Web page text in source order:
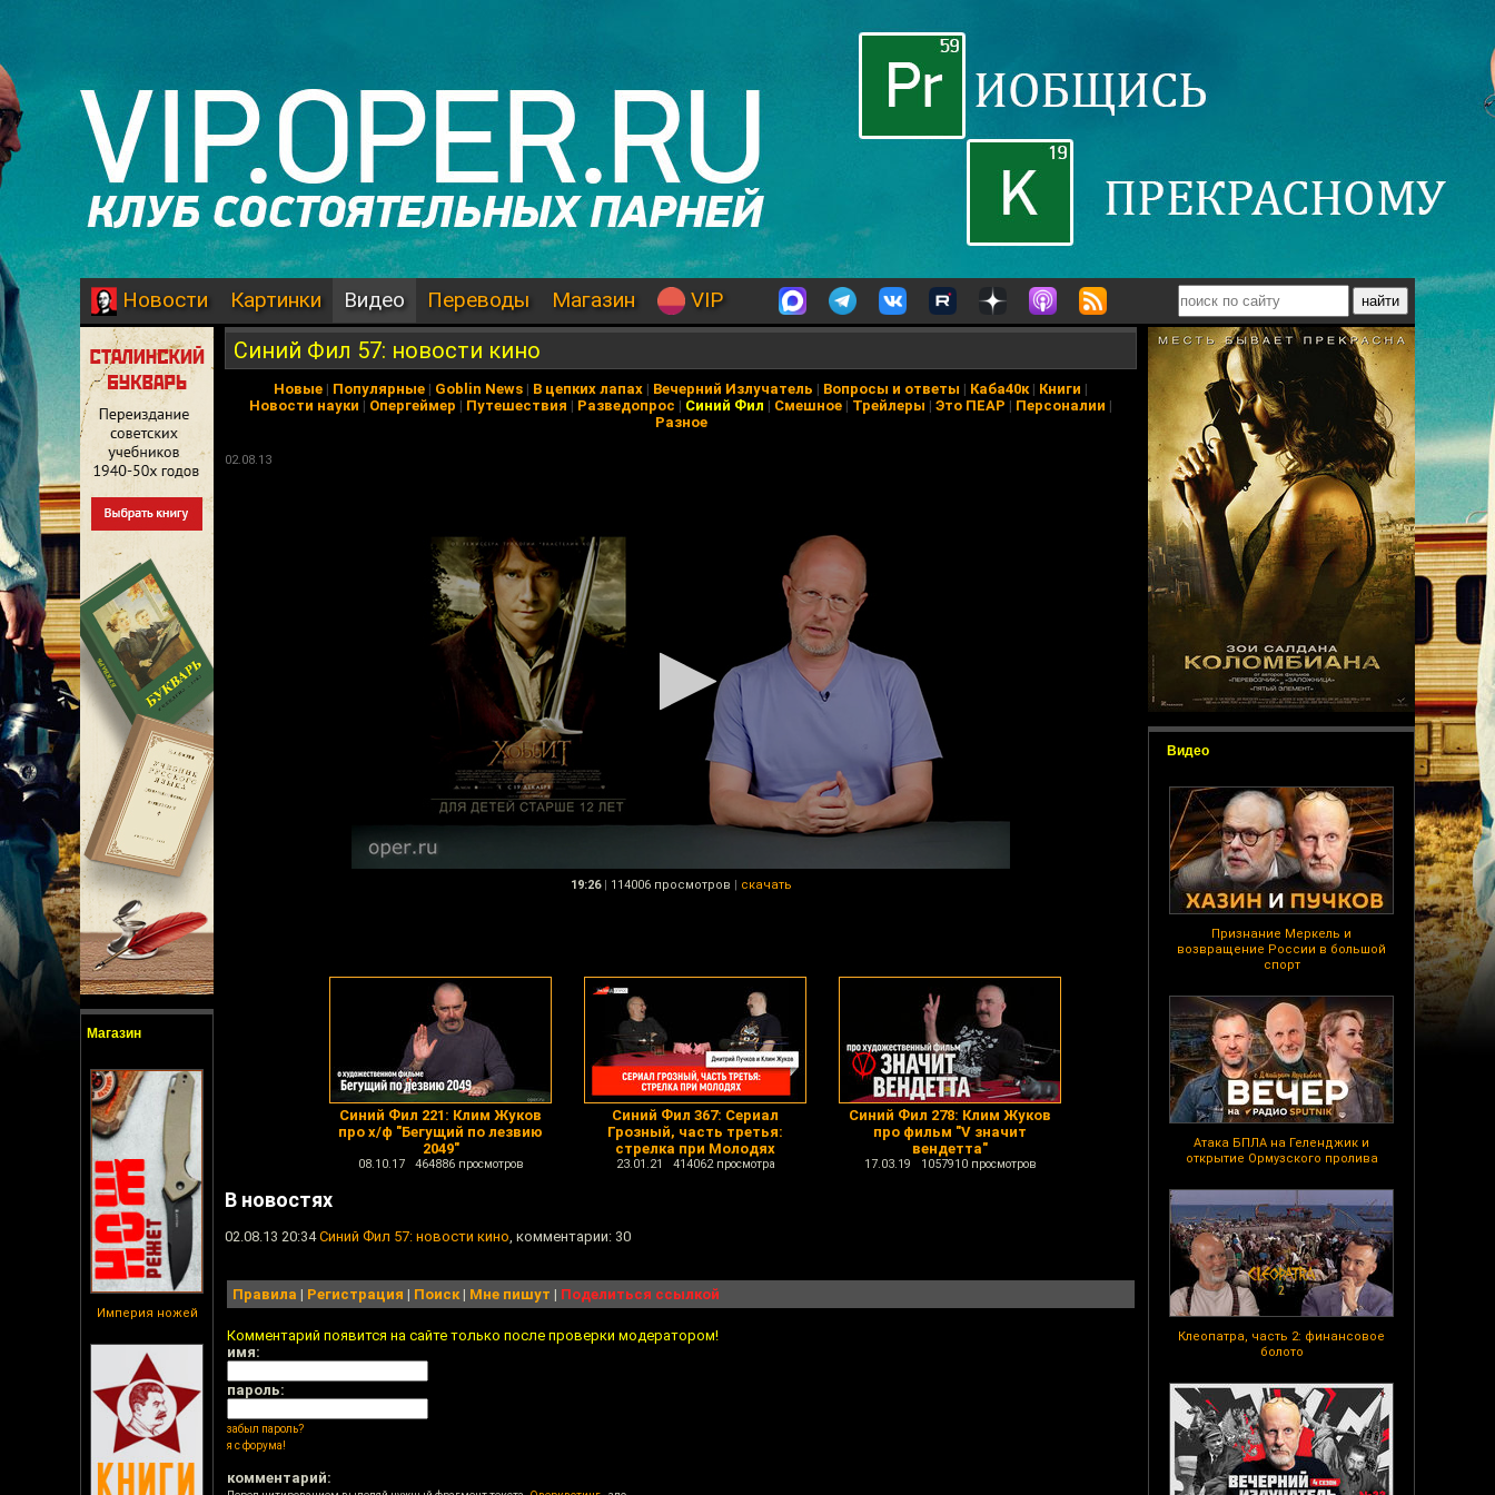
Новости Картинки Видео Переводы Магазин VIP
Магазин
Империя ножей
Видео
Признание Меркель и
возвращение России в большой
спорт
Атака БПЛА на Геленджик и
открытие Ормузского пролива
Клеопатра, часть 2: финансовое
болото
Синий Фил 57: новости кино
Новые | Популярные | Goblin News | В цепких лапах | Вечерний Излучатель | Вопросы и ответы | Каба40к| Книги |
Новости науки | Опергеймер | Путешествия | Разведопрос | Синий Фил | Смешное | Трейлеры | Это ПЕАР | Персоналии |
Разное
02.08.13
19:26 | 114006 просмотров | скачать
Синий Фил 221: Клим Жуков
про х/ф "Бегущий по лезвию
2049"
08.10.17 464886 просмотров
Синий Фил 367: Сериал
Грозный, часть третья:
стрелка при Молодях
23.01.21 414062 просмотра
Синий Фил 278: Клим Жуков
про фильм "V значит
вендетта"
17.03.19 1057910 просмотров
В новостях
02.08.13 20:34Синий Фил 57: новости кино, комментарии: 30
Правила | Регистрация | Поиск| Мне пишут | Поделиться ссылкой
Комментарий появится на сайте только после проверки модератором!
имя:
пароль:
забыл пароль?
я с форума!
комментарий: